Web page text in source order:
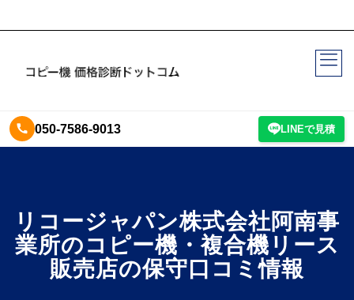
050-7586-9013 LINEで見積
リコージャパン株式会社阿南事
業所のコピー機・複合機リース
販売店の保守口コミ情報